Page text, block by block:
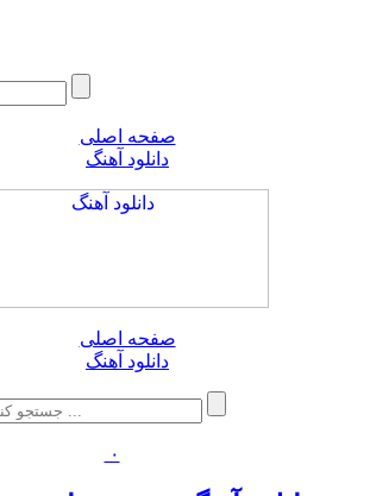
صفحه اصلی
دانلود آهنگ
صفحه اصلی
دانلود آهنگ
۰